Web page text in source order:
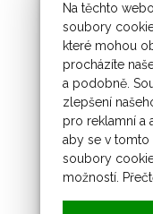
Na těchto
soubory
které mohou
procházíte
a podobně.
zlepšení
pro reklamní a
aby se v
soubory
možností.